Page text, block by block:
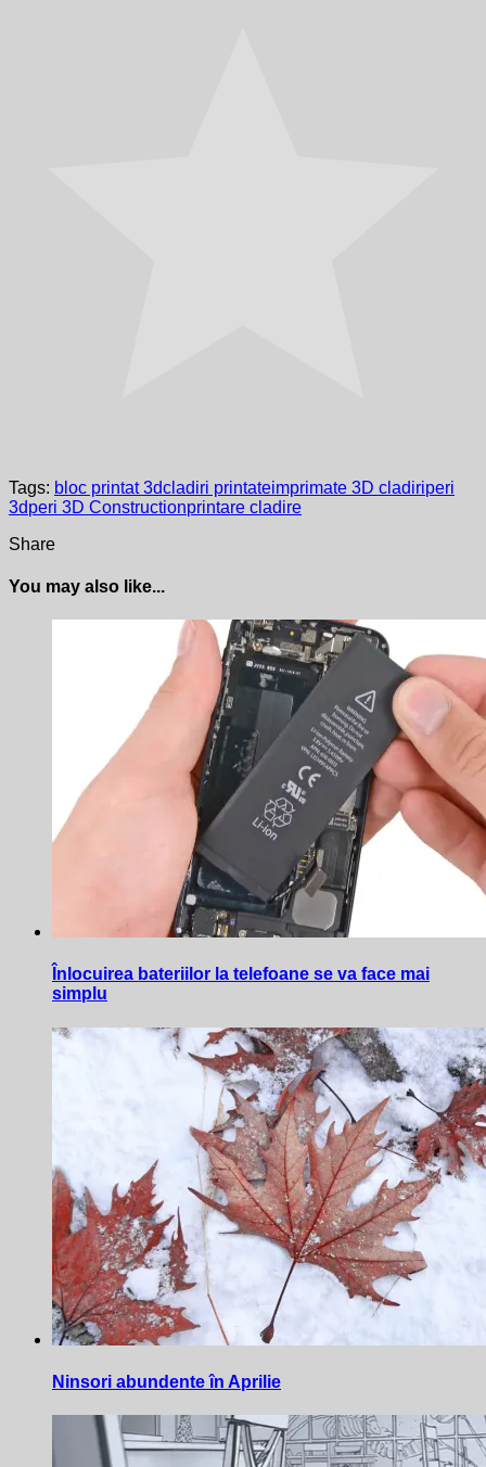
Tags: bloc printat 3dcladiri printateimprimate 3D cladiriperi
3dperi 3D Constructionprintare cladire
Share
You may also like...
Înlocuirea bateriilor la telefoane se va face mai
simplu
Ninsori abundente în Aprilie